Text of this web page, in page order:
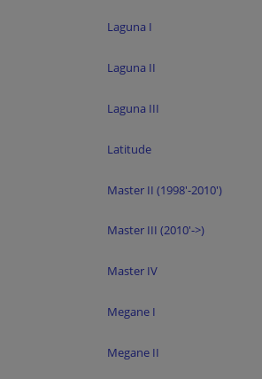
Laguna I
Laguna II
Laguna III
Latitude
Master II (1998'-2010')
Master III (2010'->)
Master IV
Megane I
Megane II